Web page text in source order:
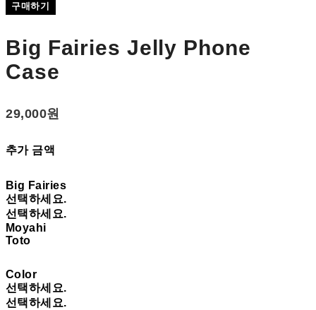
구매하기
Big Fairies Jelly Phone
Case
29,000원
추가 금액
Big Fairies
선택하세요.
선택하세요.
Moyahi
Toto
Color
선택하세요.
선택하세요.